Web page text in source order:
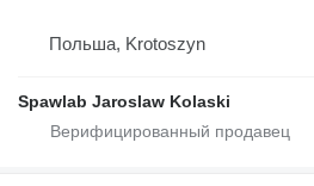
Польша, Krotoszyn
Spawlab Jaroslaw Kolaski